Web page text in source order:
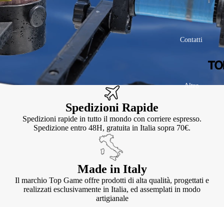
Contatti
Altro
Spedizioni Rapide
Spedizioni rapide in tutto il mondo con corriere espresso.
Spedizione entro 48H, gratuita in Italia sopra 70€.
Made in Italy
Il marchio Top Game offre prodotti di alta qualità, progettati e
realizzati esclusivamente in Italia, ed assemplati in modo
artigianale